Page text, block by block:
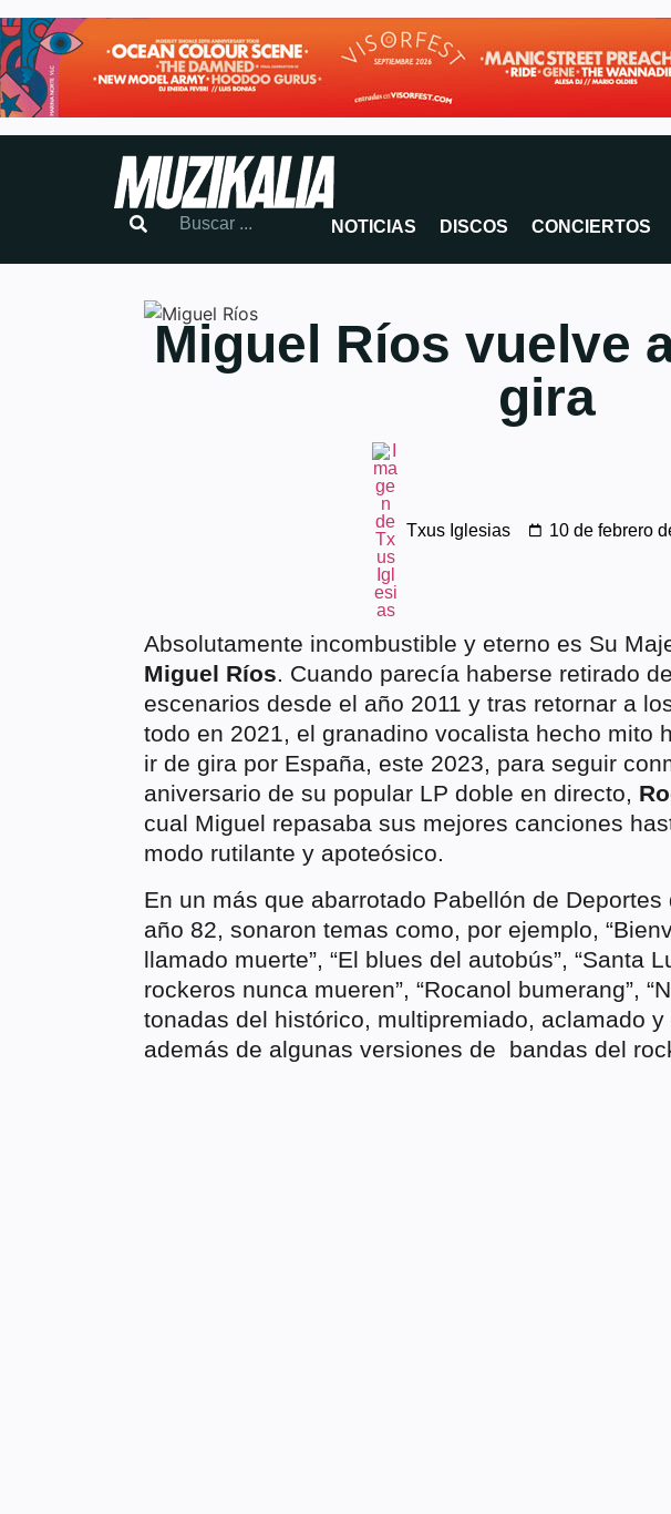
NOTICIAS DISCOS CONCIERTOS
Miguel Ríos vuelve
gira
Txus Iglesias 10 de febrero
Absolutamente incombustible y eterno es Su
Miguel Ríos. Cuando parecía haberse retirado
escenarios desde el año 2011 y tras retornar a
todo en 2021, el granadino vocalista hecho mito
ir de gira por España, este 2023, para seguir
aniversario de su popular LP doble en directo,
cual Miguel repasaba sus mejores canciones
modo rutilante y apoteósico.
En un más que abarrotado Pabellón de
año 82, sonaron temas como, por ejemplo,
llamado muerte”, “El blues del autobús”, “Santa
rockeros nunca mueren”, “Rocanol bumerang”,
tonadas del histórico, multipremiado, aclamado
además de algunas versiones de bandas del